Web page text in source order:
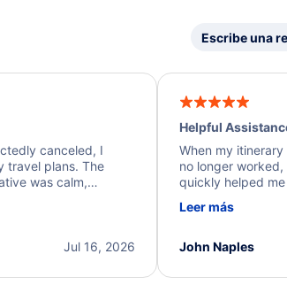
Escribe una
canceled, I
travel plans. The
was calm,
flight
support andJul 16, 2026
Helpful
When my
no longer
quickly helped
beyond to resolve
Leer más
John Naples